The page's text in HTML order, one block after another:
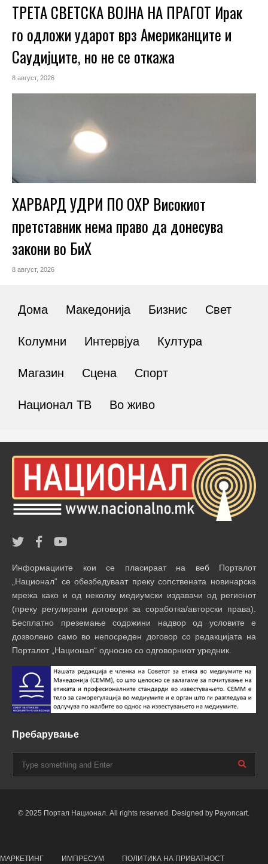
ТРЕТА СВЕТСКА ВОЈНА НА ПРАГОТ Ирак
го одложи ударот врз Американците и
Саудијците, но не се откажа
8 август, 2026
ХАРВАРД УДРИ ПО ОХР Високиот
претставник нема право да донесува
закони во БиХ
8 август, 2026
Дома Македонија Бизнис Свет
Колумни Интервјуа Култура
Магазин Сцена Спорт
Национал ТВ Во живо
Информациите кои се пласираат на веб Порталот
„Национал“ се обезбедуваат преку сопствената новинарска
мрежа како и од неколку медиумски издавачи од регионот
(преку регулирани договори за соработка/авторски права).
Бесплатно преземање содржини надвор од условите е
дозволено само во непосреден договор со редакцијата на
Порталот „Национал“ односно со одговорниот уредник.
Пребарување
© 2025 Портал Национал. All rights reserved. Designed by Payoncart.
МАРКЕТИНГ ИМПРЕСУМ ПОЛИТИКА НА ПРИВАТНОСТ